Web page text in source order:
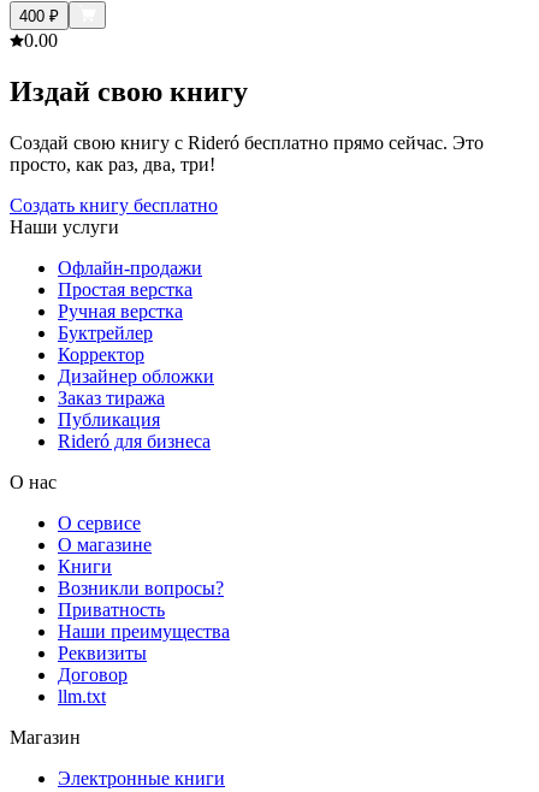
400 ₽
0.00
Издай свою книгу
Создай свою книгу с Rideró бесплатно прямо сейчас. Это
просто, как раз, два, три!
Создать книгу бесплатно
Наши услуги
Офлайн-продажи
Простая верстка
Ручная верстка
Буктрейлер
Корректор
Дизайнер обложки
Заказ тиража
Публикация
Rideró для бизнеса
О нас
О сервисе
О магазине
Книги
Возникли вопросы?
Приватность
Наши преимущества
Реквизиты
Договор
llm.txt
Магазин
Электронные книги